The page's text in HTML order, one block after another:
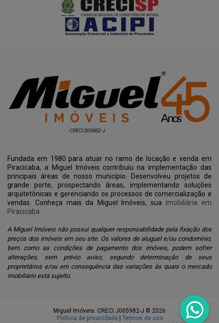
Fundada em 1980 para atuar no ramo de locação e venda em
Piracicaba, a Miguel Imóveis contribuiu na implementação das
principais áreas de nosso município. Desenvolveu projetos de
grande porte, prospectando áreas, implementando soluções
arquitetônicas e gerenciando os processos de comercialização e
vendas. Conheça mais da Miguel Imóveis, sua
Imobiliária em
Piracicaba
A Miguel Imóveis não possui qualquer responsabilidade pela fixação dos
preços dos imóveis em seu site. Os valores de aluguel e/ou condomínio,
bem como as condições de pagamento dos imóveis, podem sofrer
alterações, sem prévio aviso, segundo determinação de seus
proprietários e/ou em consequência das variações às quais o mercado
imobiliário está sujeito.
Miguel Imóveis. CRECI J005982-J © 2026
Política de privacidade| Termos de uso